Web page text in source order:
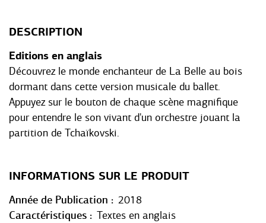
DESCRIPTION
Editions en anglais
Découvrez le monde enchanteur de La Belle au bois
dormant dans cette version musicale du ballet.
Appuyez sur le bouton de chaque scène magnifique
pour entendre le son vivant d'un orchestre jouant la
partition de Tchaïkovski.
INFORMATIONS SUR LE PRODUIT
Année de Publication
2018
Caractéristiques
Textes en anglais